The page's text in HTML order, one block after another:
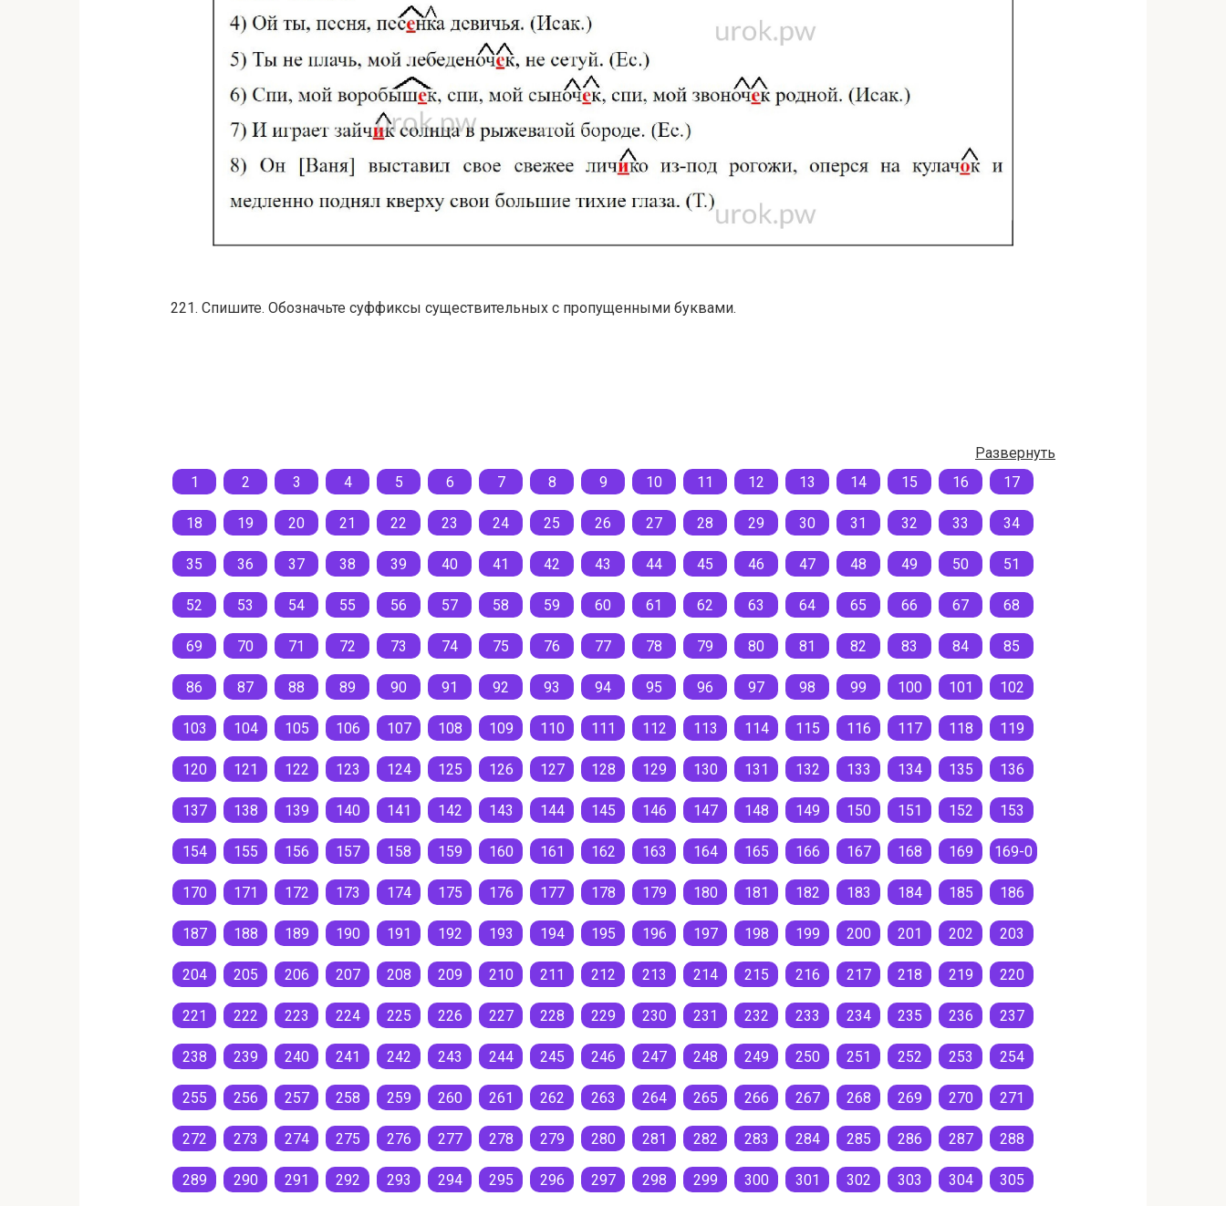
221. Спишите. Обозначьте суффиксы существительных с пропущенными буквами.
Развернуть
1
2 3 4 5 6 7 8 9 10 11 12 13 14 15 16 17
18 19 20 21 22 23 24 25 26 27 28 29 30 31 32 33 34
35 36 37 38 39 40 41 42 43 44 45 46 47 48 49 50 51
52 53 54 55 56 57 58 59 60 61 62 63 64 65 66 67 68
69 70 71 72 73 74 75 76 77 78 79 80 81 82 83 84 85
86 87 88 89 90 91 92 93 94 95 96 97 98 99 100 101 102
103 104 105 106 107 108 109 110 111 112 113 114 115 116 117 118 119
120 121 122 123 124 125 126 127 128 129 130 131 132 133 134 135 136
137 138 139 140 141 142 143 144 145 146 147 148 149 150 151 152 153
154 155 156 157 158 159 160 161 162 163 164 165 166 167 168 169 169-0
170 171 172 173 174 175 176 177 178 179 180 181 182 183 184 185 186
187 188 189 190 191 192 193 194 195 196 197 198 199 200 201 202 203
204 205 206 207 208 209 210 211 212 213 214 215 216 217 218 219 220
221 222 223 224 225 226 227 228 229 230 231 232 233 234 235 236 237
238 239 240 241 242 243 244 245 246 247 248 249 250 251 252 253 254
255 256 257 258 259 260 261 262 263 264 265 266 267 268 269 270 271
272 273 274 275 276 277 278 279 280 281 282 283 284 285 286 287 288
289 290 291 292 293 294 295 296 297 298 299 300 301 302 303 304 305